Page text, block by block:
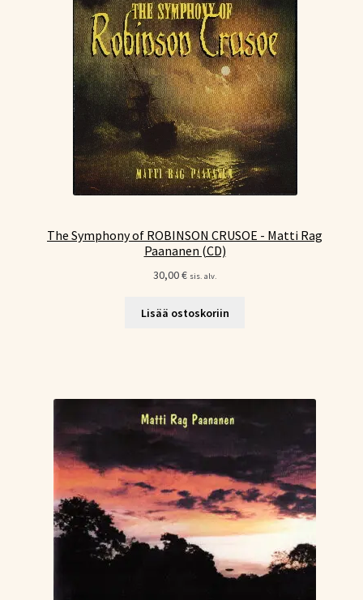
The Symphony of ROBINSON CRUSOE - Matti Rag
Paananen (CD)
30,00€ sis. alv.
Lisää ostoskoriin